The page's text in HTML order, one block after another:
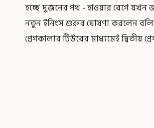
হচ্ছে দুজনের পথ - হাওয়ার বেগে
নতুন ইনিংস শুরুর ঘোষণা করলেন
প্রেগকালার টিউবের মাধ্যমেই দ্বিতীয়